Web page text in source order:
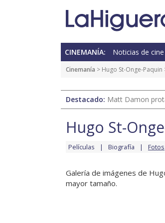
CINEMANÍA: Noticias de cine
Cinemanía > Hugo St-Onge-Paquin
Destacado: Matt Damon
Hugo St-
Películas Biografía Fotos
Galería de imágenes de
mayor tamaño.